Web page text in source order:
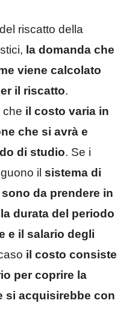
riscatto della
la domanda che
viene calcolato
il riscatto.
che il costo varia in
che si avrà e
di studio. Se i
il sistema di
da prendere in
durata del periodo
e il salario degli
il costo consiste
per coprire la
si acquisirebbe con